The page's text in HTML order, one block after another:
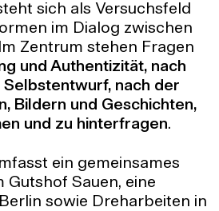
sich als Versuchsfeld
im Dialog zwischen
Zentrum stehen Fragen
und Authentizität, nach
nach der
Bildern und Geschichten,
und zu hinterfragen.
ein gemeinsames
Gutshof Sauen, eine
sowie Dreharbeiten in